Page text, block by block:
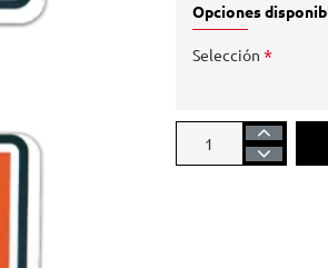
Opciones
Selección